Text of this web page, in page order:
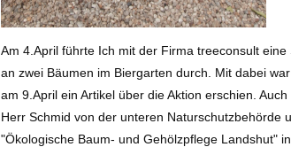
Am 4.April führte Ich mit der Firma treeconsult
an zwei Bäumen im Biergarten durch. Mit dabei
am 9.April ein Artikel über die Aktion erschien.
Herr Schmid von der unteren Naturschutzbehörde
"Ökologische Baum- und Gehölzpflege Landshut"